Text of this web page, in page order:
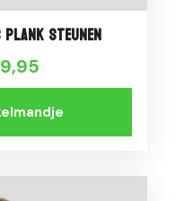
Plank steunen